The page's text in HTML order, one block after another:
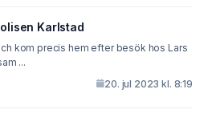
Karlstad
kom precis hem efter besök hos Lars
...
20. jul 2023 kl. 8:19